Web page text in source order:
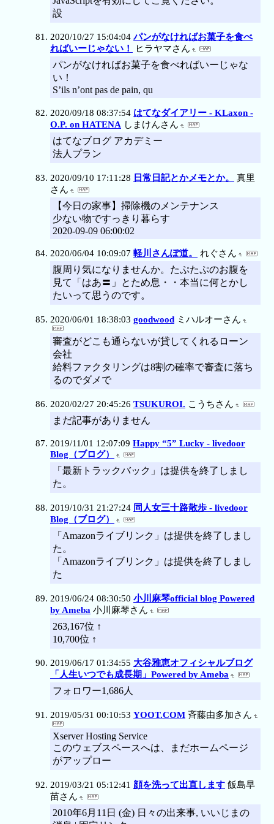
設
2020/10/27 15:04:04 パンがなければお菓子を食べ
ればいーじゃない！
ヒラヤマさん
パンがなければお菓子を食べればいーじゃな
い！
S’ils n’ont pas de pain, qu
2020/09/18 08:37:54 はてなダイアリー - KLaxon -
O.P. on HATENA しまけんさん
はてなブログ アカデミー
法人プラン
2020/09/10 17:11:28 日常日記とかメモとか。
真里
さん
【今日の家事】掃除機のメンテナンス
少ない物ですっきり暮らす
2020-09-09 06:00:02
2020/06/04 10:09:07 軽川さんぽ道。 れぐさん
腹周り気になりませんか。たぷたぷのお腹を
見て「はあ〓」とため息・・本当に何とかし
たいって思うのです。
2020/06/01 18:38:03 goodwood ミハルオーさん
審査がどこも通らないが貸してくれるローン
会社
給料ファクタリングは8割の確率で審査に落ち
るのでダメで
2020/02/27 20:45:26 TSUKUROI. こうちさん
まだ記事がありません
2019/11/01 12:07:09 Happy “5” Lucky - livedoor
Blog（ブログ）
「最新トラックバック」は提供を終了しまし
た。
2019/10/31 21:27:24 同人女三十路散歩 - livedoor
Blog（ブログ）
「Amazonライブリンク」は提供を終了しまし
た。
「Amazonライブリンク」は提供を終了しまし
た
2019/06/24 08:30:50 小川麻琴official blog Powered
by Ameba 小川麻琴さん
263,167位 ↑
10,700位 ↑
2019/06/17 01:34:55 大谷雅恵オフィシャルブログ
「人生いつでも成長期」Powered by Ameba
フォロワー1,686人
2019/05/31 00:10:53 YOOT.COM 斉藤由多加さん
Xserver Hosting Service
このウェブスペースへは、まだホームページ
がアップロー
2019/03/21 05:12:41 顔を洗って出直します 飯島早
苗さん
2010年6月11日 (金) 日々の出来事, いいじまの